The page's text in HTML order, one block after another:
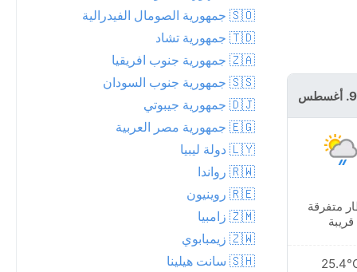
متفرقة
قريبة
الاثنين 10.
أغسطس
مشمس
25.0°C
🇸🇴 جمهورية الصومال الفيدرالية
🇹🇩 جمهورية تشاد
🇿🇦 جمهورية جنوب افريقيا
🇸🇸 جمهورية جنوب السودان
🇩🇯 جمهورية جيبوتي
🇪🇬 جمهورية مصر العربية
🇱🇾 دولة ليبيا
🇷🇼 رواندا
🇷🇪 روينيون
🇿🇲 زامبيا
🇿🇼 زيمبابوي
🇸🇭 سانت هيلينا